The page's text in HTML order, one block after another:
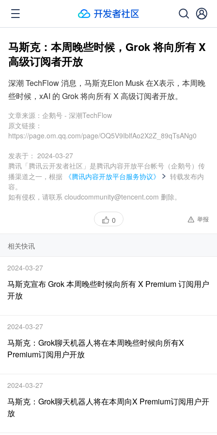
马斯克：本周晚些时候，Grok 将向所有 X
高级订阅者开放
深潮 TechFlow 消息，马斯克Elon Musk 在X表示，本周晚
些时候，xAI 的 Grok 将向所有 X 高级订阅者开放。
文章来源： 企鹅号 - 深潮TechFlow
原文链接：
https://page.om.qq.com/page/OQ5V9IblfAo2X2Z_89qTsANg0
发表于： 2024-03-27
腾讯「腾讯云开发者社区」是腾讯内容开放平台帐号（企鹅号）传
播渠道之一，根据
《腾讯内容开放平台服务协议》
转载发布内
容。
如有侵权，请联系 cloudcommunity@tencent.com 删除。
0 举报
相关快讯
2024-03-27
马斯克宣布 Grok 本周晚些时候向所有 X Premium 订阅用户
开放
2024-03-27
马斯克：Grok聊天机器人将在本周晚些时候向所有X
Premium订阅用户开放
2024-03-27
马斯克：Grok聊天机器人将在本周向X Premium订阅用户开
放